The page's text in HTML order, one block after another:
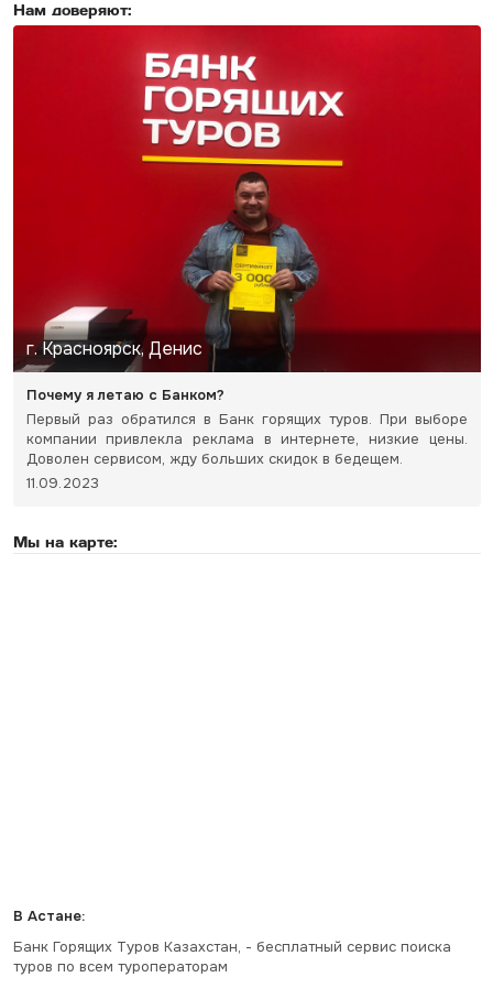
Нам доверяют:
г. Красноярск, Денис
Почему я летаю с Банком?
Первый раз обратился в Банк горящих туров. При выборе
компании привлекла реклама в интернете, низкие цены.
Доволен сервисом, жду больших скидок в бедещем.
11.09.2023
Мы на карте:
В Астане:
Банк Горящих Туров Казахстан, - бесплатный сервис поиска
туров по всем туроператорам